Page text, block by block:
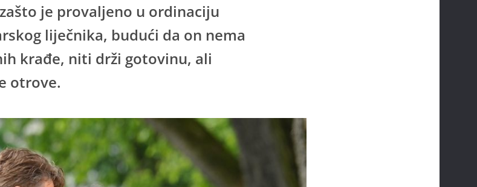
je provaljeno u ordinaciju
liječnika, budući da on nema
krađe, niti drži gotovinu, ali
otrove.